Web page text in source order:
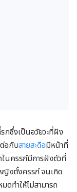
กซึ่งเป็นอวัยวะที่ฝัง
อกับสายสะดือมีหน้าที่
ในครรภ์มีการฝังตัวที่
ญิงตั้งครรภ์ จนเกิด
ทำให้ไม่สามารถ